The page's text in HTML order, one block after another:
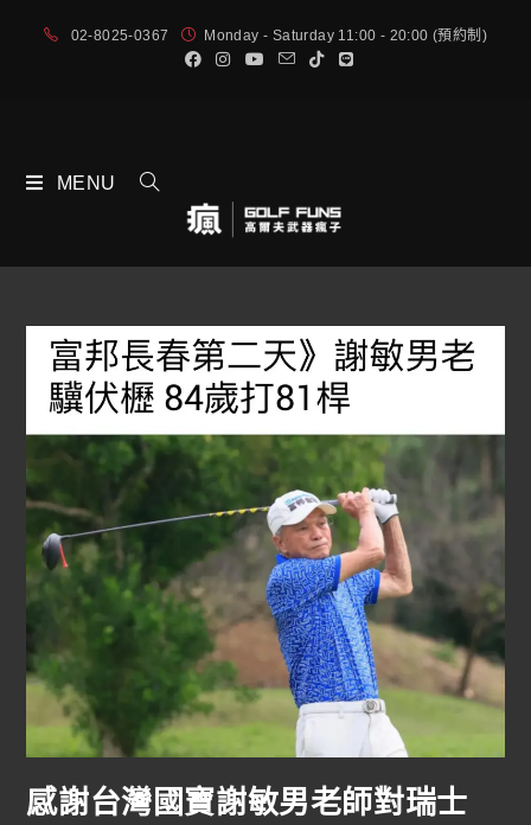
02-8025-0367 Monday - Saturday 11:00 - 20:00 (預約制)
MENU
感謝台灣國寶謝敏男老師對瑞士